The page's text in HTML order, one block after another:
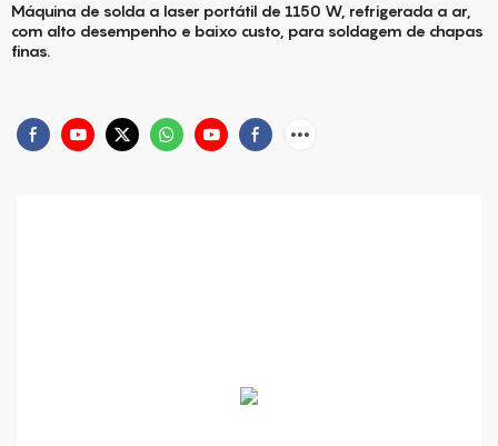
Máquina de solda a laser portátil de 1150 W, refrigerada a ar,
com alto desempenho e baixo custo, para soldagem de chapas
finas.